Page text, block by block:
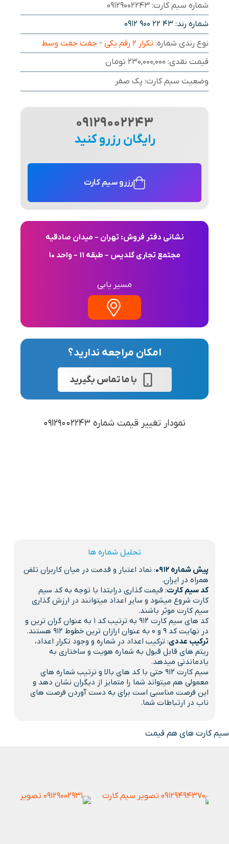
شماره سیم کارت: 09129002243
شماره رند:0912 900 22 43
نوع رندی شماره: تکرار ۲ رقم یکی - جفت جفت وسط
قیمت نقدی: 230,000,000 تومان
وضعیت سیم کارت: پک صفر
09129002243
رایگان رزرو کنید
رزرو سیم کارت
نشانی دفتر فروش: تهران – میدان صادقیه
مجتمع تجاری گلدیس – طبقه 11 – واحد 10
مسیر یابی
امکان مراجعه ندارید؟
با ما تماس بگیرید
نمودار تغییر قیمت شماره 09129002243
تحلیل شماره ها
پیش شماره 0912
: نماد اعتبار و قدمت در میان کاربران تلفن
همراه در ایران.
کد سیم کارت: قیمت گذاری درابتدا با توجه به کد سیم
کارت شروع میشود و سایر اعداد میتوانند در ارزش گذاری
سیم کارت موثر باشند.
کد های سیم کارت 912 به ترتیب کد 1 به عنوان گران ترین و
در نهایت کد 9 و 0 به عنوان ارازان ترین خطوط 912 هستند.
ترکیب عددی: ترکیب اعداد در شماره و وجود تکرار اعداد،
ریتم های قابل قبول به شماره هویت و ساختاری به
یادماندنی میدهد.
سیم کارت 912 حتی با کد های بالا و ترتیب شماره های
معمولی هم میتواند شما را متمایز از دیگران نشان دهد و
این فرصت مناسبی است برای به دست آوردن فرصت های
ناب در ارتباطات شما.
سیم کارت های هم قیمت